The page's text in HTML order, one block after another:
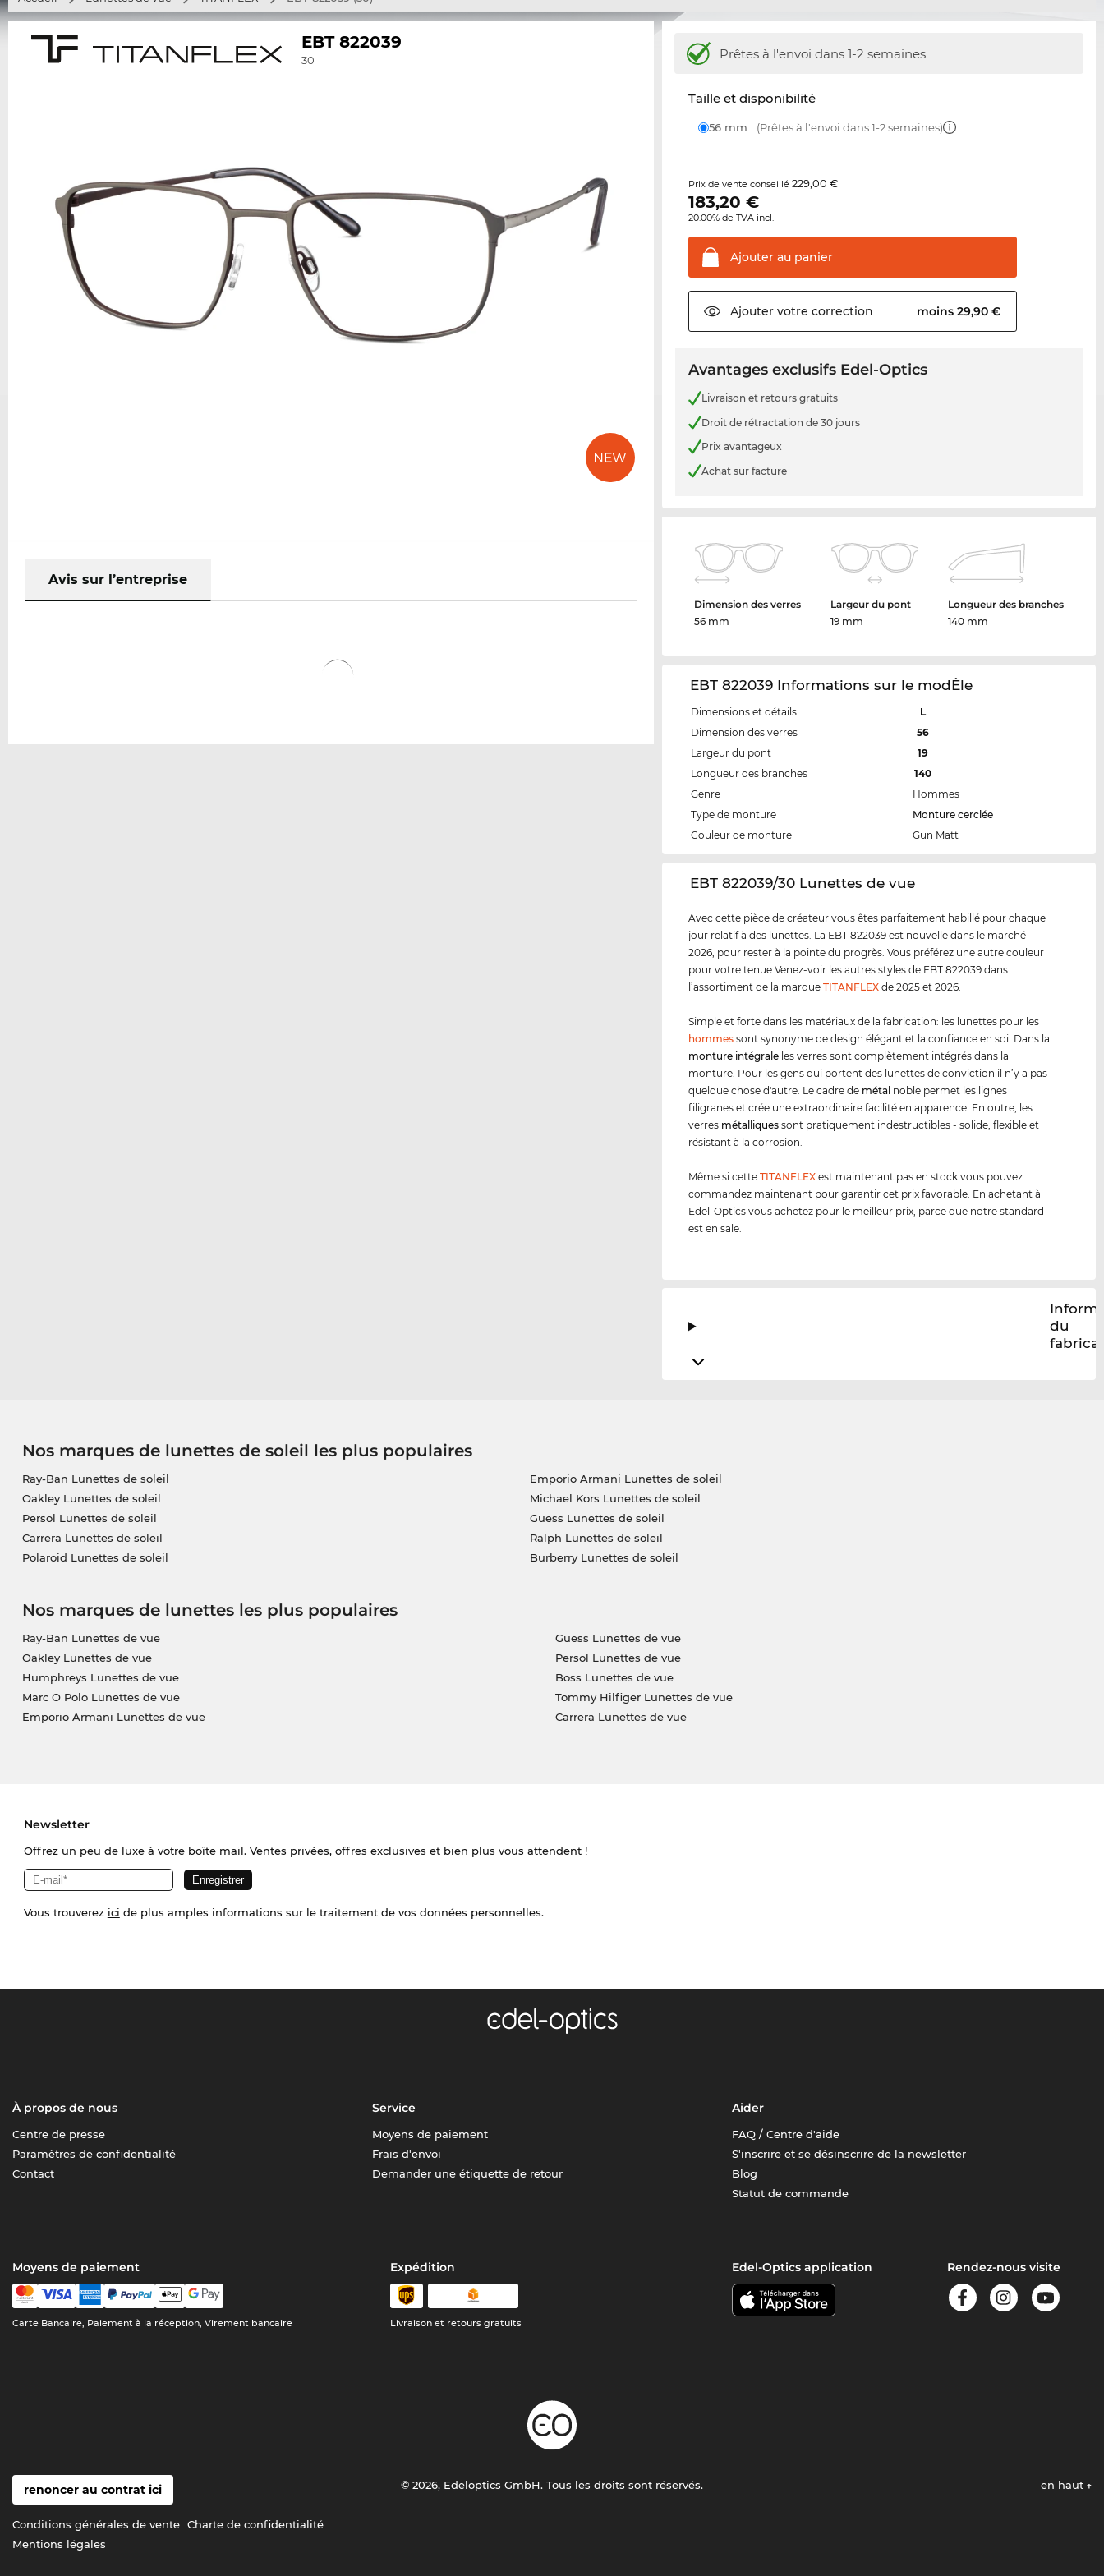
EBT 822039
30
Avis sur l’entreprise
Prêtes à l'envoi dans 1-2 semaines
Taille et disponibilité
56 mm (Prêtes à l'envoi dans 1-2 semaines)
Prix de vente conseillé229,00 €
183,20 €
20.00% de TVA incl.
Ajouter au panier
Ajouter votre correction moins 29,90 €
Avantages exclusifs Edel-Optics
Livraison et retours gratuits
Droit de rétractation de 30 jours
Prix avantageux
Achat sur facture
Dimension des verres
56 mm
Largeur du pont
19 mm
Longueur des branches
140 mm
EBT 822039 Informations sur le modÈle
Dimensions et détails
L
Dimension des verres
56
Largeur du pont
19
Longueur des branches
140
Genre
Hommes
Type de monture
Monture cerclée
Couleur de monture
Gun Matt
‌EBT 822039/30 Lunettes de vue
Avec cette pièce de créateur vous êtes parfaitement habillé pour chaque
jour relatif à des lunettes. La EBT 822039 est nouvelle dans le marché
2026, pour rester à la pointe du progrès. Vous préférez une autre couleur
pour votre tenue Venez-voir les autres styles de EBT 822039 dans
l’assortiment de la marqueTITANFLEX de 2025 et 2026.
Simple et forte dans les matériaux de la fabrication: les lunettes pour les
hommes sont synonyme de design élégant et la confiance en soi. Dans la
monture intégrale les verres sont complètement intégrés dans la
monture. Pour les gens qui portent des lunettes de conviction il n’y a pas
quelque chose d'autre. Le cadre de métal noble permet les lignes
filigranes et crée une extraordinaire facilité en apparence. En outre, les
verres métal liques sont pratiquement indestructibles - solide, flexible et
résistant à la corrosion.
Même si cetteTITANFLEX est maintenant pas en stock vous pouvez
commandez maintenant pour garantir cet prix favorable. En achetant à
Edel-Optics vous achetez pour le meilleur prix, parce que notre standard
est en sale.
du
Nos marques de lunettes de soleil les plus populaires
Ray-Ban Lunettes de soleil
Oakley Lunettes de soleil
Persol Lunettes de soleil
Carrera Lunettes de soleil
Polaroid Lunettes de soleil
Emporio Armani Lunettes de soleil
Michael Kors Lunettes de soleil
Guess Lunettes de soleil
Ralph Lunettes de soleil
Burberry Lunettes de soleil
Nos marques de lunettes les plus populaires
Ray-Ban Lunettes de vue
Oakley Lunettes de vue
Humphreys Lunettes de vue
Marc O Polo Lunettes de vue
Emporio Armani Lunettes de vue
Guess Lunettes de vue
Persol Lunettes de vue
Boss Lunettes de vue
Tommy Hilfiger Lunettes de vue
Carrera Lunettes de vue
Newsletter
Offrez un peu de luxe à votre boîte mail. Ventes privées, offres exclusives et bien plus vous attendent !
Vous trouverez ici de plus amples informations sur le traitement de vos données personnelles.
À propos de nous
Centre de presse
Paramètres de confidentialité
Contact
Service
Moyens de paiement
Frais d'envoi
Demander une étiquette de retour
Aider
FAQ / Centre d'aide
S'inscrire et se désinscrire de la newsletter
Blog
Statut de commande
Moyens de paiement
Carte Bancaire, Paiement à la réception, Virement bancaire
Expédition
Livraison et retours gratuits
Edel-Optics application Rendez-nous visite
renoncer au contrat ici
Conditions générales de vente Charte de confidentialité
Mentions légales
© 2026, Edeloptics GmbH. Tous les droits sont réservés. en haut